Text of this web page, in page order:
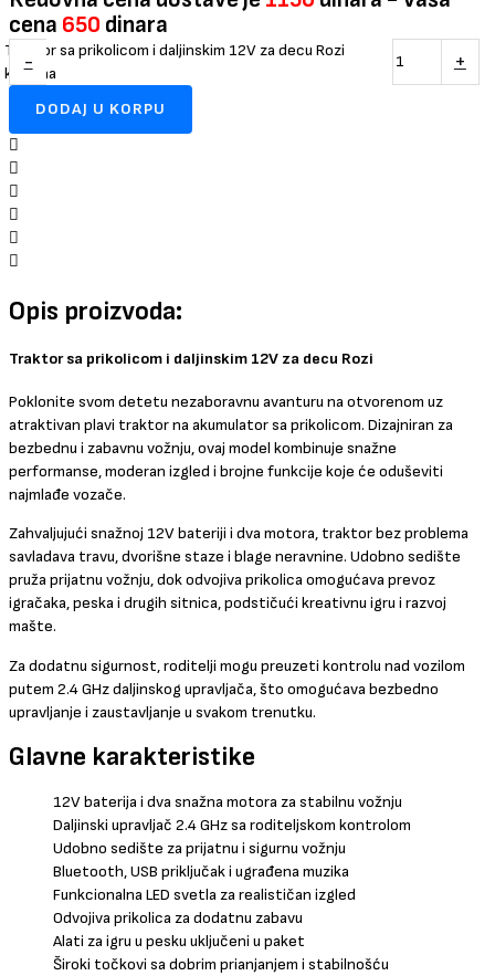
cena 650 dinara
-
Traktor sa prikolicom i daljinskim 12V za decu Rozi
količina
+
DODAJ U KORPU
Opis proizvoda:
Traktor sa prikolicom i daljinskim 12V za decu Rozi
Poklonite svom detetu nezaboravnu avanturu na otvorenom uz
atraktivan plavi traktor na akumulator sa prikolicom. Dizajniran za
bezbednu i zabavnu vožnju, ovaj model kombinuje snažne
performanse, moderan izgled i brojne funkcije koje će oduševiti
najmlađe vozače.
Zahvaljujući snažnoj 12V bateriji i dva motora, traktor bez problema
savladava travu, dvorišne staze i blage neravnine. Udobno sedište
pruža prijatnu vožnju, dok odvojiva prikolica omogućava prevoz
igračaka, peska i drugih sitnica, podstičući kreativnu igru i razvoj
mašte.
Za dodatnu sigurnost, roditelji mogu preuzeti kontrolu nad vozilom
putem 2.4 GHz daljinskog upravljača, što omogućava bezbedno
upravljanje i zaustavljanje u svakom trenutku.
Glavne karakteristike
12V baterija i dva snažna motora za stabilnu vožnju
Daljinski upravljač 2.4 GHz sa roditeljskom kontrolom
Udobno sedište za prijatnu i sigurnu vožnju
Bluetooth, USB priključak i ugrađena muzika
Funkcionalna LED svetla za realističan izgled
Odvojiva prikolica za dodatnu zabavu
Alati za igru u pesku uključeni u paket
Široki točkovi sa dobrim prianjanjem i stabilnošću